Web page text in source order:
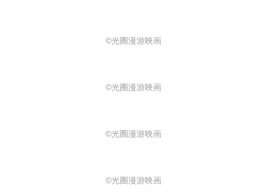
©光圈漫游映画
©光圈漫游映画
©光圈漫游映画
©光圈漫游映画